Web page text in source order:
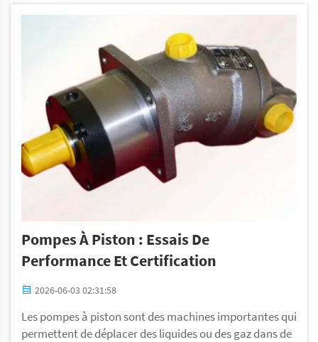
Pompes À Piston : Essais De
Performance Et Certification
2026-06-03 02:31:58
Les pompes à piston sont des machines importantes qui
permettent de déplacer des liquides ou des gaz dans de